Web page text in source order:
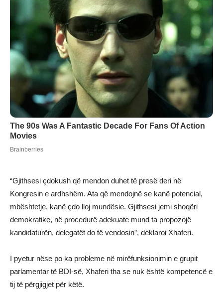
“Gjithsesi çdokush që mendon duhet të presë deri në
Kongresin e ardhshëm. Ata që mendojnë se kanë potencial,
mbështetje, kanë çdo lloj mundësie. Gjithsesi jemi shoqëri
demokratike, në procedurë adekuate mund ta propozojë
kandidaturën, delegatët do të vendosin”, deklaroi Xhaferi.
I pyetur nëse po ka probleme në mirëfunksionimin e grupit
parlamentar të BDI-së, Xhaferi tha se nuk është kompetencë e
tij të përgjigjet për këtë.